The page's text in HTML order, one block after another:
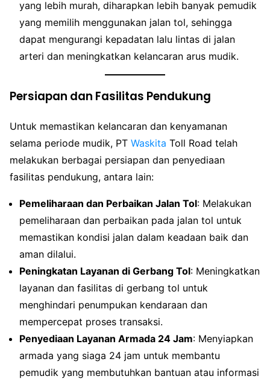
yang lebih murah, diharapkan lebih banyak pemudik
yang memilih menggunakan jalan tol, sehingga
dapat mengurangi kepadatan lalu lintas di jalan
arteri dan meningkatkan kelancaran arus mudik.
Persiapan dan Fasilitas Pendukung
Untuk memastikan kelancaran dan kenyamanan
selama periode mudik, PT Waskita Toll Road telah
melakukan berbagai persiapan dan penyediaan
fasilitas pendukung, antara lain:
Pemeliharaan dan Perbaikan Jalan Tol: Melakukan
pemeliharaan dan perbaikan pada jalan tol untuk
memastikan kondisi jalan dalam keadaan baik dan
aman dilalui.
Peningkatan Layanan di Gerbang Tol: Meningkatkan
layanan dan fasilitas di gerbang tol untuk
menghindari penumpukan kendaraan dan
mempercepat proses transaksi.
Penyediaan Layanan Armada 24 Jam: Menyiapkan
armada yang siaga 24 jam untuk membantu
pemudik yang membutuhkan bantuan atau informasi